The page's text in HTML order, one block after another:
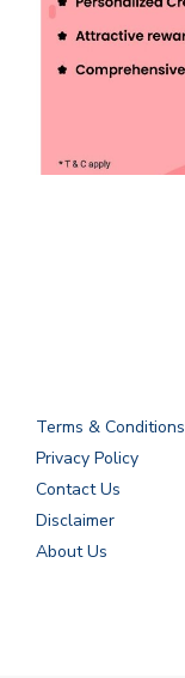
Terms & Conditions
Privacy Policy
Contact Us
Disclaimer
About Us